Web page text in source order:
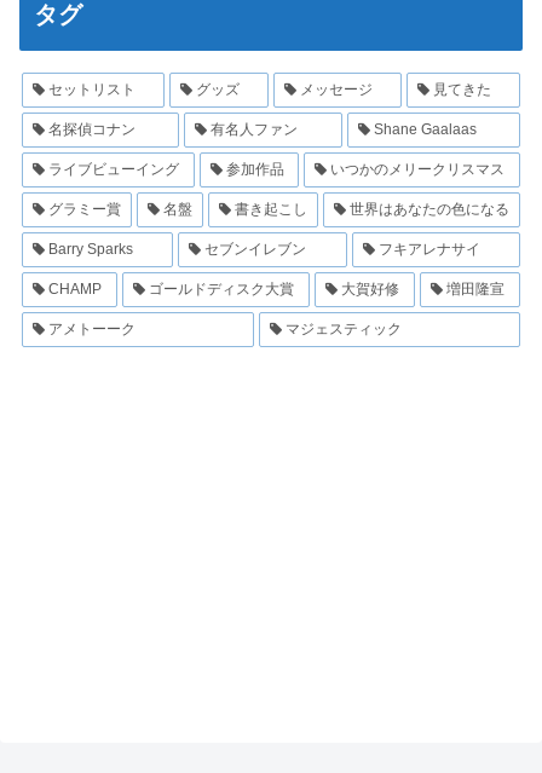
タグ
セットリスト グッズ メッセージ 見てきた
名探偵コナン 有名人ファン Shane Gaalaas
ライブビューイング 参加作品 いつかのメリークリスマス
グラミー賞 名盤 書き起こし 世界はあなたの色になる
Barry Sparks セブンイレブン フキアレナサイ
CHAMP ゴールドディスク大賞 大賀好修 増田隆宣
アメトーーク マジェスティック